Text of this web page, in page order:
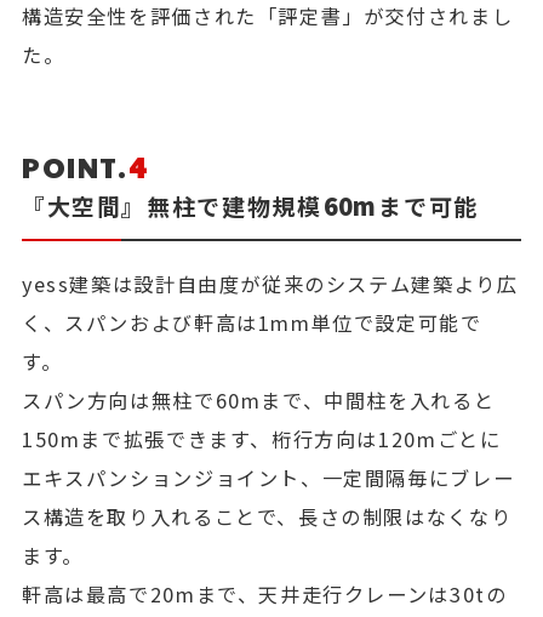
構造安全性を評価された「評定書」が交付されまし
た。
POINT.4
『大空間』無柱で建物規模60m まで可能
yess建築は設計自由度が従来のシステム建築より広
く、スパンおよび軒高は1mm単位で設定可能で
す。
スパン方向は無柱で60mまで、中間柱を入れると
150mまで拡張できます、桁行方向は120mごとに
エキスパンションジョイント、一定間隔毎にブレー
ス構造を取り入れることで、長さの制限はなくなり
ます。
軒高は最高で20mまで、天井走行クレーンは30tの